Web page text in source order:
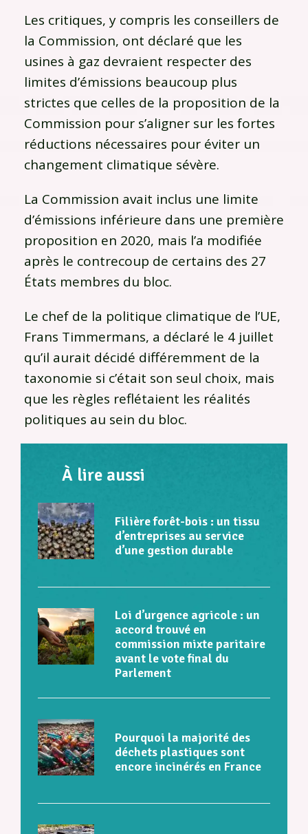
Les critiques, y compris les conseillers de
la Commission, ont déclaré que les
usines à gaz devraient respecter des
limites d’émissions beaucoup plus
strictes que celles de la proposition de la
Commission pour s’aligner sur les fortes
réductions nécessaires pour éviter un
changement climatique sévère.
La Commission avait inclus une limite
d’émissions inférieure dans une première
proposition en 2020, mais l’a modifiée
après le contrecoup de certains des 27
États membres du bloc.
Le chef de la politique climatique de l’UE,
Frans Timmermans, a déclaré le 4 juillet
qu’il aurait décidé différemment de la
taxonomie si c’était son seul choix, mais
que les règles reflétaient les réalités
politiques au sein du bloc.
À lire aussi
Filière forêt-bois : un tissu
d’entreprises au service
d’une gestion durable
Loi d’urgence agricole : un
accord trouvé en
commission mixte paritaire
avant le vote final du
Parlement
Pourquoi la majorité des
déchets plastiques sont
encore incinérés en France